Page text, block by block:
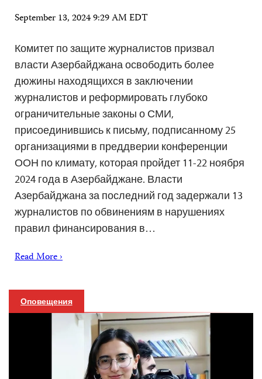
September 13, 2024 9:29 AM EDT
Комитет по защите журналистов призвал
власти Азербайджана освободить более
дюжины находящихся в заключении
журналистов и реформировать глубоко
ограничительные законы о СМИ,
присоединившись к письму, подписанному 25
организациями в преддверии конференции
ООН по климату, которая пройдет 11-22 ноября
2024 года в Азербайджане. Власти
Азербайджана за последний год задержали 13
журналистов по обвинениям в нарушениях
правил финансирования в…
Read More ›
Оповещения